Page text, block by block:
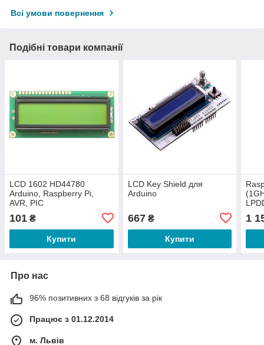
Всі умови повернення
Подібні товари компанії
LCD 1602 HD44780
Arduino, Raspberry Pi,
AVR, PIC
101 ₴
Купити
LCD Key Shield для
Arduino
667₴
Купити
1
Про нас
96% позитивних з 68 відгуків за рік
Працює з 01.12.2014
м. Львів